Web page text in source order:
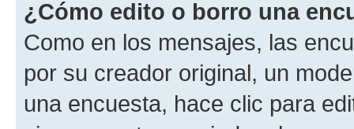
¿Cómo edito o borro una
Como en los mensajes, las
por su creador original, un
una encuesta, hace clic para